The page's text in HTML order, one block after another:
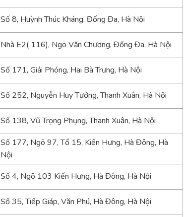
Số 8, Huỳnh Thúc Kháng, Đống Đa, Hà Nội
Nhà E2( 116), Ngõ Văn Chương, Đống Đa, Hà Nội
Số 171, Giải Phóng, Hai Bà Trưng, Hà Nội
Số 252, Nguyễn Huy Tưởng, Thanh Xuân, Hà Nội
Số 138, Vũ Trọng Phụng, Thanh Xuân, Hà Nội
Số 177, Ngõ 97, Tổ 15, Kiến Hưng, Hà Đông, Hà
Nội
Số 4, Ngõ 103 Kiến Hưng, Hà Đông, Hà Nội
Số 35, Tiếp Giáp, Văn Phú, Hà Đông, Hà Nội